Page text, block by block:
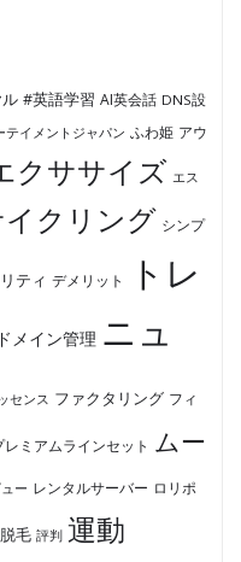
#英語学習 AI英会話 DNS設
テイメントジャパン ふわ姫 アウ
クササイズ エス
クリング シンプ
ティ デメリット
トレ
ドメイン管理 ニュ
センス ファクタリング フィ
ミアムラインセット ムー
ー レンタルサーバー ロリポ
脱毛 評判 運動